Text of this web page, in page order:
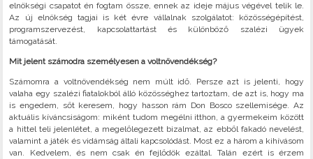
elnökségi csapatot én fogtam össze, ennek az ideje május végével telik le.
Az új elnökség tagjai is két évre vállalnak szolgálatot: közösségépítést,
programszervezést, kapcsolattartást és különböző szalézi ügyek
támogatását.
Mit jelent számodra személyesen a voltnövendékség?
Számomra a voltnövendékség nem múlt idő. Persze azt is jelenti, hogy
valaha egy szalézi fiatalokból álló közösséghez tartoztam, de azt is, hogy ma
is engedem, sőt keresem, hogy hasson rám Don Bosco szellemisége. Az
aktuális kíváncsiságom: miként tudom megélni itthon, a gyermekeim között
a hittel teli jelenlétet, a megelőlegezett bizalmat, az ebből fakadó nevelést,
valamint a játék és vidámság általi kapcsolódást. Most ez a három a kihívásom
van. Kedvelem, és nem csak én fejlődök ezáltal. Talán ezért is érzem